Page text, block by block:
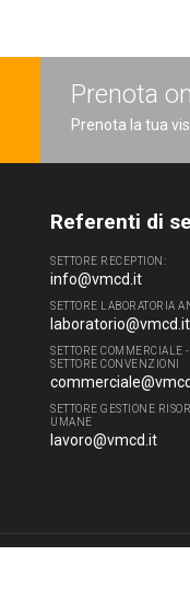
Prenota
Prenota la tua
Referenti di
SETTORE RECEPTION:
info@vmcd.it
SETTORE LABORATORIA
laboratorio@vmcd.it
SETTORE COMMERCIALE -
SETTORE CONVENZIONI
SETTORE GESTIONE
UMANE
lavoro@vmcd.it